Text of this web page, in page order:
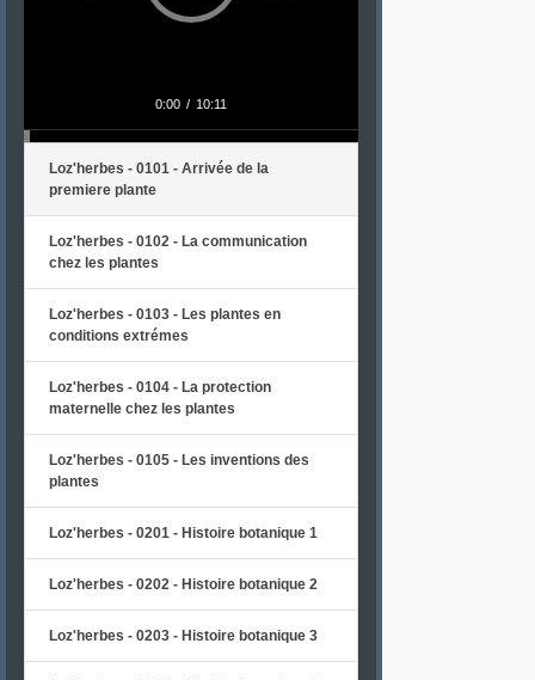
0:00 / 10:11
Loz'herbes - 0101 - Arrivée de la
premiere plante
Loz'herbes - 0102 - La communication
chez les plantes
Loz'herbes - 0103 - Les plantes en
conditions extrémes
Loz'herbes - 0104 - La protection
maternelle chez les plantes
Loz'herbes - 0105 - Les inventions des
plantes
Loz'herbes - 0201 - Histoire botanique 1
Loz'herbes - 0202 - Histoire botanique 2
Loz'herbes - 0203 - Histoire botanique 3